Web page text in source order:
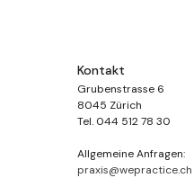
Kontakt
Grubenstrasse 6
8045 Zürich
Tel. 044 512 78 30
Allgemeine Anfragen:
praxis@wepractice.ch